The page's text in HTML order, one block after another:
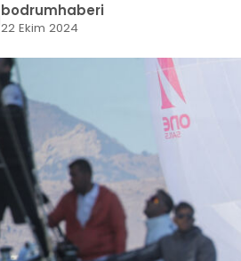
bodrumhaberi
22 Ekim 2024